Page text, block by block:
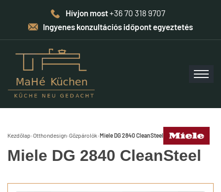
Hívjon most+36 70 318 9707
Ingyenes konzultációs időpont egyeztetés
Kezdőlap›Otthondesign›Gőzpárolók›Miele DG 2840 CleanSteel
Miele DG 2840 CleanSteel